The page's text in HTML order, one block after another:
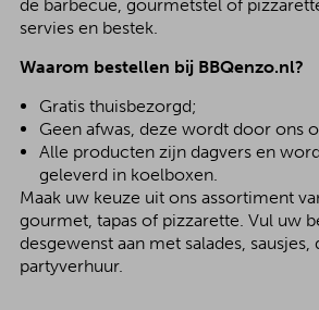
de barbecue, gourmetstel of
servies en bestek.
Waarom bestellen bij BBQenzo.nl?
Gratis thuisbezorgd;
Geen afwas, deze wordt door ons
Alle producten zijn dagvers en
geleverd in koelboxen.
Maak uw keuze uit ons assortiment
gourmet, tapas of pizzarette. Vul uw
desgewenst aan met salades, sausjes,
partyverhuur.